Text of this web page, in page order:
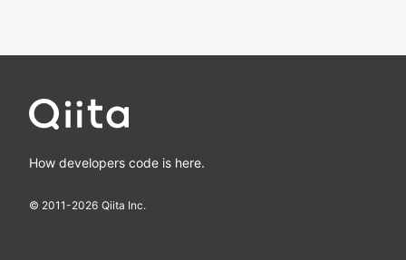
How developers code is here.
© 2011-2026 Qiita Inc.